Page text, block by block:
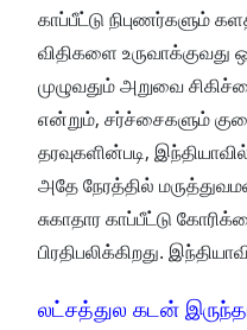
காப்பீட்டு நிபுணர்களும்
விதிகளை உருவாக்குவது
முழுவதும் அறுவை
என்றும், சர்ச்சைகளும்
தரவுகளின்படி,
அதே நேரத்தில்
சுகாதார காப்பீட்டு
பிரதிபலிக்கிறது.
லட்சத்துல கடன்